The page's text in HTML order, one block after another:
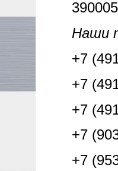
Наши
+7
+7
+7
+7
+7